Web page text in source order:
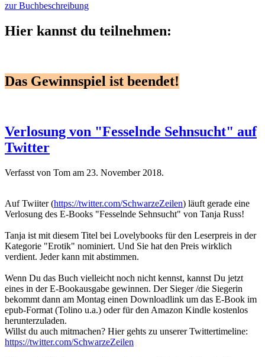
zur Buchbeschreibung
Hier kannst du teilnehmen:
Das Gewinnspiel ist beendet!
Verlosung von "Fesselnde Sehnsucht" auf
Twitter
Verfasst von Tom am 23. November 2018.
Auf Twiiter (https://twitter.com/SchwarzeZeilen) läuft gerade eine
Verlosung des E-Books "Fesselnde Sehnsucht" von Tanja Russ!
Tanja ist mit diesem Titel bei Lovelybooks für den Leserpreis in der
Kategorie "Erotik" nominiert. Und Sie hat den Preis wirklich
verdient. Jeder kann mit abstimmen.
Wenn Du das Buch vielleicht noch nicht kennst, kannst Du jetzt
eines in der E-Bookausgabe gewinnen. Der Sieger /die Siegerin
bekommt dann am Montag einen Downloadlink um das E-Book im
epub-Format (Tolino u.a.) oder für den Amazon Kindle kostenlos
herunterzuladen.
Willst du auch mitmachen? Hier gehts zu unserer Twittertimeline:
https://twitter.com/SchwarzeZeilen